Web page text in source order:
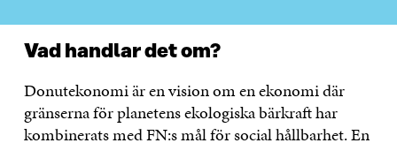
Vad handlar det om?
Donutekonomi är en vision om en ekonomi där
gränserna för planetens ekologiska bärkraft har
kombinerats med FN:s mål för social hållbarhet. En